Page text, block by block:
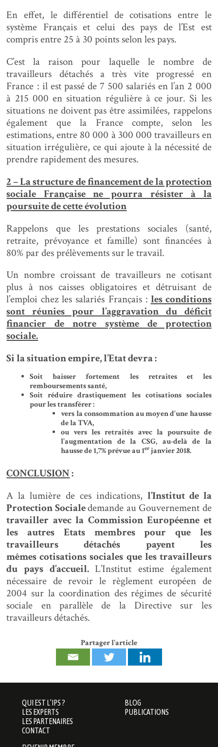
En effet, le différentiel de cotisations entre le
système Français et celui des pays de l’Est est
compris entre 25 à 30 points selon les pays.
C’est la raison pour laquelle le nombre de
travailleurs détachés a très vite progressé en
France : il est passé de 7 500 salariés en l’an 2 000
à 215 000 en situation régulière à ce jour. Si les
situations ne doivent pas être assimilées, rappelons
également que la France compte, selon les
estimations, entre 80 000 à 300 000 travailleurs en
situation irrégulière, ce qui ajoute à la nécessité de
prendre rapidement des mesures.
2 – La structure de financement de la protection
sociale Française ne pourra résister à la
poursuite de cette évolution
Rappelons que les prestations sociales (santé,
retraite, prévoyance et famille) sont financées à
80% par des prélèvements sur le travail.
Un nombre croissant de travailleurs ne cotisant
plus à nos caisses obligatoires et détruisant de
l’emploi chez les salariés Français : les conditions
sont réunies pour l’aggravation du déficit
financier de notre système de protection
sociale.
Si la situation empire, l’Etat devra :
Soit baisser fortement les retraites et les
remboursements santé,
Soit réduire drastiquement les cotisations sociales
pour les transférer :
vers la consommation au moyen d’une hausse
de la TVA,
ou vers les retraités avec la poursuite de
l’augmentation de la CSG, au-delà de la
hausse de 1,7% prévue au 1er janvier 2018.
CONCLUSION:
A la lumière de ces indications, l’Institut de la
Protection Socialedemande au Gouvernement de
travailler avec la Commission Européenne et
les autres Etats membres pour que les
travailleurs détachés payent les
mêmes cotisations sociales que les travailleurs
dupays d’accueil.L’Institut estime également
nécessaire de revoir le règlement européen de
2004 sur la coordination des régimes de sécurité
sociale en parallèle de la Directive sur les
travailleurs détachés.
Partager l'article
QUI EST L’IPS ?
LES EXPERTS
LES PARTENAIRES
CONTACT
BLOG
PUBLICATIONS